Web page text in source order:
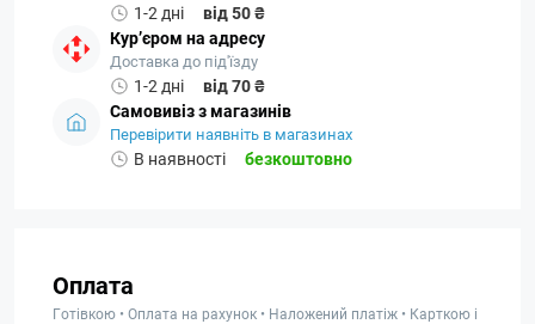
1-2 дні
від 50 ₴
Кур’єром на адресу
Доставка до під'їзду
1-2 дні
від 70 ₴
Самовивіз з магазинів
Перевірити наявніть в магазинах
В наявності безкоштовно
Оплата
Готівкою • Оплата на рахунок • Наложений платіж • Карткою і